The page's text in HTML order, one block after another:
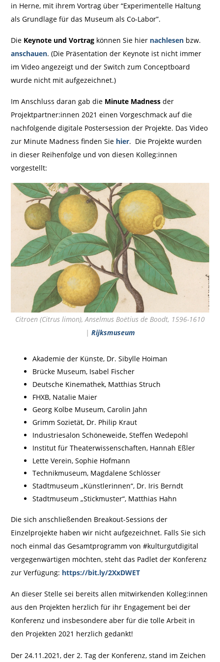
in Herne, mit ihrem Vortrag über “Experimentelle Haltung
als Grundlage für das Museum als Co-Labor”.
Die Keynote und Vortrag können Sie hier nachlesen bzw.
anschauen. (Die Präsentation der Keynote ist nicht immer
im Video angezeigt und der Switch zum Conceptboard
wurde nicht mit aufgezeichnet.)
Im Anschluss daran gab die Minute Madness der
Projektpartner:innen 2021 einen Vorgeschmack auf die
nachfolgende digitale Postersession der Projekte. Das Video
zur Minute Madness finden Sie hier. Die Projekte wurden
in dieser Reihenfolge und von diesen Kolleg:innen
vorgestellt:
Citroen (Citrus limon), Anselmus Boëtius de Boodt, 1596-1610
| Rijksmuseum
Akademie der Künste, Dr. Sibylle Hoiman
Brücke Museum, Isabel Fischer
Deutsche Kinemathek, Matthias Struch
FHXB, Natalie Maier
Georg Kolbe Museum, Carolin Jahn
Grimm Sozietät, Dr. Philip Kraut
Industriesalon Schöneweide, Steffen Wedepohl
Institut für Theaterwissenschaften, Hannah Eßler
Lette Verein, Sophie Hofmann
Technikmuseum, Magdalene Schlösser
Stadtmuseum „Künstlerinnen“, Dr. Iris Berndt
Stadtmuseum „Stickmuster“, Matthias Hahn
Die sich anschließenden Breakout-Sessions der
Einzelprojekte haben wir nicht aufgezeichnet. Falls Sie sich
noch einmal das Gesamtprogramm von #kulturgutdigital
vergegenwärtigen möchten, steht das Padlet der Konferenz
zur Verfügung: https://bit.ly/2XxDWET
An dieser Stelle sei bereits allen mitwirkenden Kolleg:innen
aus den Projekten herzlich für ihr Engagement bei der
Konferenz und insbesondere aber für die tolle Arbeit in
den Projekten 2021 herzlich gedankt!
Der 24.11.2021, der 2. Tag der Konferenz, stand im Zeichen